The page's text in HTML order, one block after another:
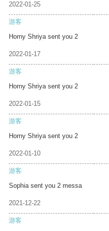
2022-01-25
游客
Horny Shriya sent you 2
2022-01-17
游客
Horny Shriya sent you 2
2022-01-15
游客
Horny Shriya sent you 2
2022-01-10
游客
Sophia sent you 2 messa
2021-12-22
游客